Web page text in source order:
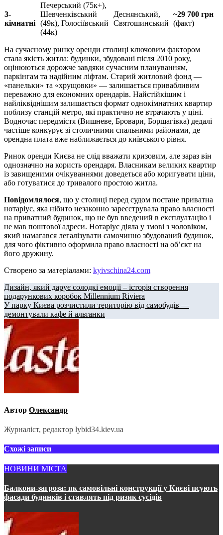
3-
кімнатні
Печерський (75к+),
Шевченківський
(49к), Голосіївський
(44к)
Деснянський,
Святошинський
~29 700 грн
(факт)
На сучасному ринку оренди столиці ключовим фактором
стала якість житла: будинки, збудовані після 2010 року,
оцінюються дорожче завдяки сучасним плануванням,
паркінгам та надійним ліфтам. Старий житловий фонд —
«панельки» та «хрущовки» — залишається привабливим
переважно для економних орендарів. Найстійкішим і
найліквіднішим залишається формат однокімнатних квартир
поблизу станцій метро, які практично не втрачають у ціні.
Водночас передмістя (Вишневе, Бровари, Борщагівка) дедалі
частіше конкурує зі столичними спальними районами, де
орендна плата вже наближається до київського рівня.
Ринок оренди Києва не слід вважати кризовим, але зараз він
однозначно на користь орендаря. Власникам великих квартир
із завищеними очікуваннями доведеться або коригувати ціни,
або готуватися до тривалого простою житла.
Повідомлялося, що у столиці перед судом постане приватна
нотаріус, яка нібито незаконно зареєструвала право власності
на приватний будинок, що не був введений в експлуатацію і
не мав поштової адреси. Нотаріус діяла у змові з чоловіком,
який намагався легалізувати самочинно збудований будинок,
для чого фіктивно оформила право власності на об’єкт на
його дружину.
Створено за матеріалами: kyivschina24.com
Навігація
записів
Дизайн, який дарує солодкі емоції – історія створення
подарункових коробок Millennium Riviera
У парку Києва розчистили територію від самобудів —
демонтували кафе й альтанки
Автор Олександр
Журналіст, редактор lybid34.kiev.ua
Схожі записи
НОВИНИ МІСТА
Балкони-загроза: як самовільні конструкції у Києві псують
фасади будинків і ставлять під ризик сусідів